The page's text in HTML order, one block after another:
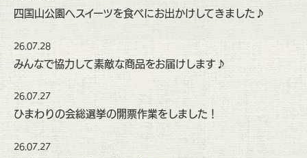
四国山公園へスイーツを食べにお出かけしてきました♪
26.07.28
みんなで協力して素敵な商品をお届けします♪
26.07.27
ひまわりの会総選挙の開票作業をしました！
26.07.27